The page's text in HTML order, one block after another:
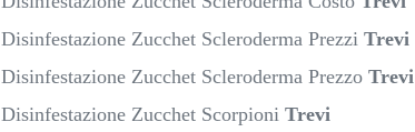
Disinfestazione Zucchet Scleroderma Prezzi Trevi
Disinfestazione Zucchet Scleroderma Prezzo Trevi
Disinfestazione Zucchet Scorpioni Trevi